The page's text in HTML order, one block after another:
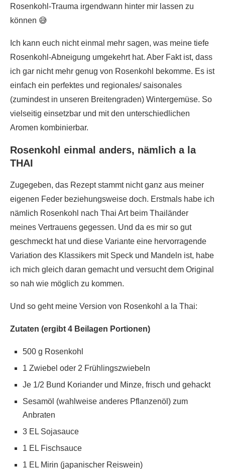
Rosenkohl-Trauma irgendwann hinter mir lassen zu
können 😅
Ich kann euch nicht einmal mehr sagen, was meine tiefe
Rosenkohl-Abneigung umgekehrt hat. Aber Fakt ist, dass
ich gar nicht mehr genug von Rosenkohl bekomme. Es ist
einfach ein perfektes und regionales/ saisonales
(zumindest in unseren Breitengraden) Wintergemüse. So
vielseitig einsetzbar und mit den unterschiedlichen
Aromen kombinierbar.
Rosenkohl einmal anders, nämlich a la
THAI
Zugegeben, das Rezept stammt nicht ganz aus meiner
eigenen Feder beziehungsweise doch. Erstmals habe ich
nämlich Rosenkohl nach Thai Art beim Thailänder
meines Vertrauens gegessen. Und da es mir so gut
geschmeckt hat und diese Variante eine hervorragende
Variation des Klassikers mit Speck und Mandeln ist, habe
ich mich gleich daran gemacht und versucht dem Original
so nah wie möglich zu kommen.
Und so geht meine Version von Rosenkohl a la Thai:
Zutaten (ergibt 4 Beilagen Portionen)
500 g Rosenkohl
1 Zwiebel oder 2 Frühlingszwiebeln
Je 1/2 Bund Koriander und Minze, frisch und gehackt
Sesamöl (wahlweise anderes Pflanzenöl) zum
Anbraten
3 EL Sojasauce
1 EL Fischsauce
1 EL Mirin (japanischer Reiswein)